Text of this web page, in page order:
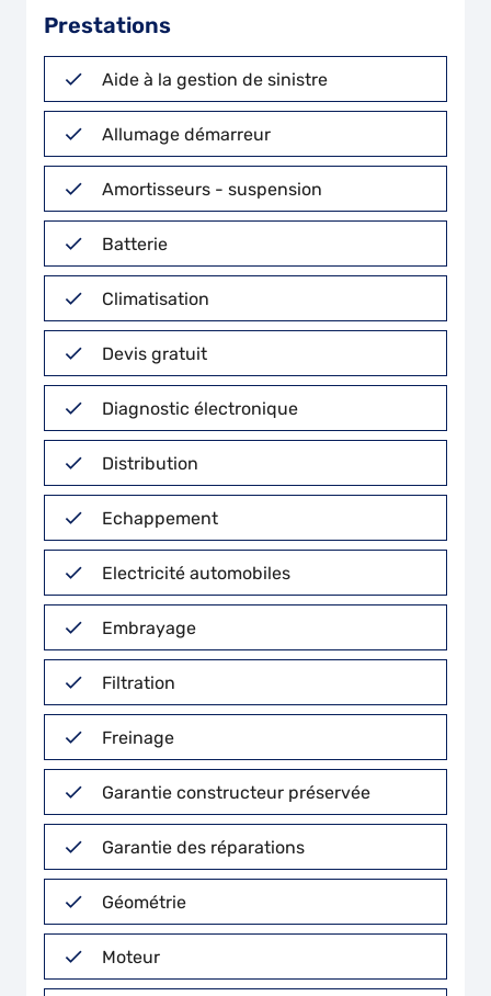
Prestations
Aide à la gestion de sinistre
Allumage démarreur
Amortisseurs - suspension
Batterie
Climatisation
Devis gratuit
Diagnostic électronique
Distribution
Echappement
Electricité automobiles
Embrayage
Filtration
Freinage
Garantie constructeur préservée
Garantie des réparations
Géométrie
Moteur